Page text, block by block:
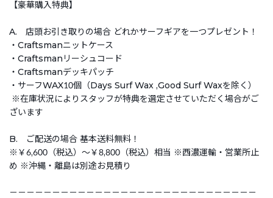
【豪華購入特典】
A. 店頭お引き取りの場合 どれかサーフギアを一つプレゼント！
・Craftsmanニットケース
・Craftsmanリーシュコード
・Craftsmanデッキパッチ
・サーフWAX10個（Days Surf Wax ,Good Surf Waxを除く）
※在庫状況によりスタッフが特典を選定させていただく場合がご
ざいます
B. ご配送の場合 基本送料無料！
※￥6,600（税込）～￥8,800（税込）相当 ※西濃運輸・営業所止
め ※沖縄・離島は別途お見積り
－－－－－－－－－－－－－－－－－－－－－－－－－－－－－